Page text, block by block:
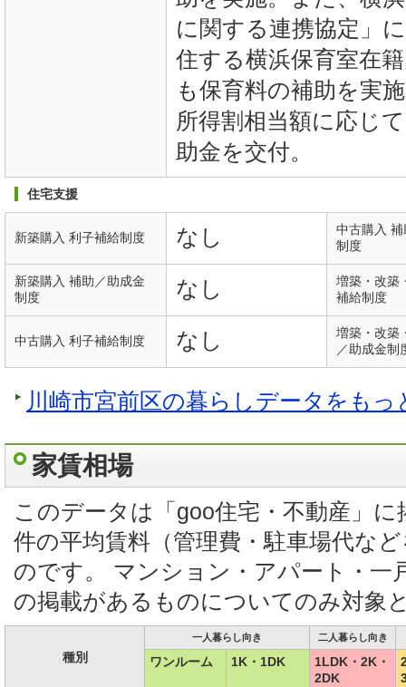
に関する連携協定」
住する横浜保育室在
も保育料の補助を実
所得割相当額に応じ
助金を交付。
住宅支援
新築購入 利子補給制度 なし
中古購入
制度
新築購入 補助／助成金
制度
なし
増築・改築
補給制度
中古購入 利子補給制度 なし
増築・改築
／助成金制
川崎市宮前区の暮らしデータをもっ
家賃相場
このデータは「goo住宅・不動産」
件の平均賃料（管理費・駐車場代な
のです。 マンション・アパート・一
の掲載があるものについてのみ対象
種別
一人暮らし向き 二人暮らし向き
ワンルーム 1K・1DK
1LDK・2K・
2DK